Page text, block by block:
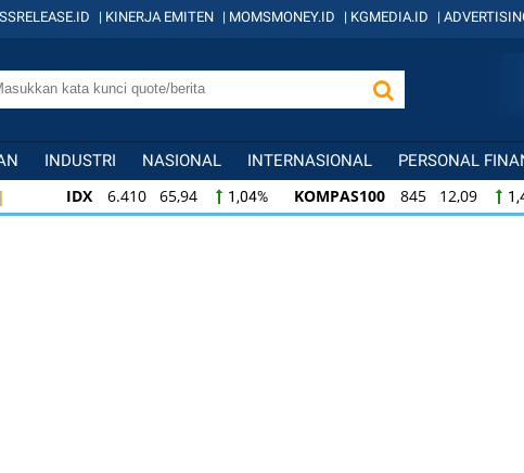
| KINERJA EMITEN | MOMSMONEY.ID | KGMEDIA.ID |
INDUSTRI NASIONAL INTERNASIONAL PERSONAL
IDX 6.410 65,94 1,04% KOMPAS100 845 12,09
KOMPAS100 845 12,09 1,45% LQ45 640 9,44